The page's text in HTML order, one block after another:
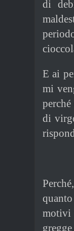
di
E ai
mi
di
motivi